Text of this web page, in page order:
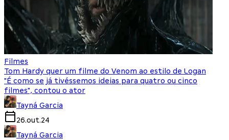
Filmes
Tom Hardy quer um filme do Venom ao estilo de Logan
"É como se já tivéssemos ideias para quatro ou cinco
filmes", contou o ator
Tayná Garcia
26.out.24
Tayná Garcia